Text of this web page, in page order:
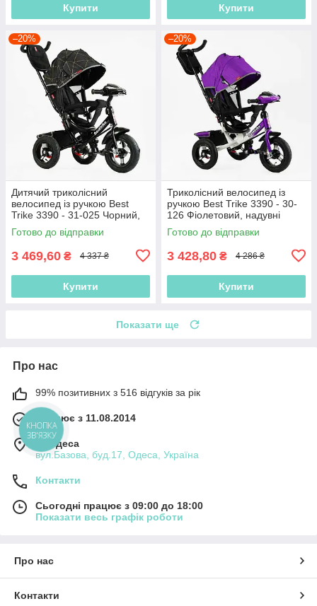
Купити Купити
–20%
Дитячий триколісний
велосипед із ручкою Best
Trike 3390 - 31-025 Чорний,
надувні колеса, фара з USB,
пульт
Готово до відправки
3 469,60 ₴ 4 337 ₴
Купити
–20%
Триколісний велосипед із
ручкою Best Trike 3390 - 30-
126 Фіолетовий, надувні
колеса, фара з USB, пульт
Готово до відправки
3 428,80 ₴ 4 286 ₴
Купити
Показати ще
Про нас
99% позитивних з 516 відгуків за рік
Працює з 11.08.2014
м. Одеса
вул.Базова, буд.17, Одеса, Україна
Контакти
Сьогодні працює з 09:00 до 18:00
Показати весь графік роботи
Про нас
Контакти
КНОПКА
ЗВ'ЯЗКУ